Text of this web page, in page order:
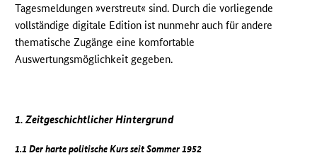
Tagesmeldungen »verstreut« sind. Durch die vorliegende
vollständige digitale Edition ist nunmehr auch für andere
thematische Zugänge eine komfortable
Auswertungsmöglichkeit gegeben.
1. Zeitgeschichtlicher Hintergrund
1.1 Der harte politische Kurs seit Sommer 1952